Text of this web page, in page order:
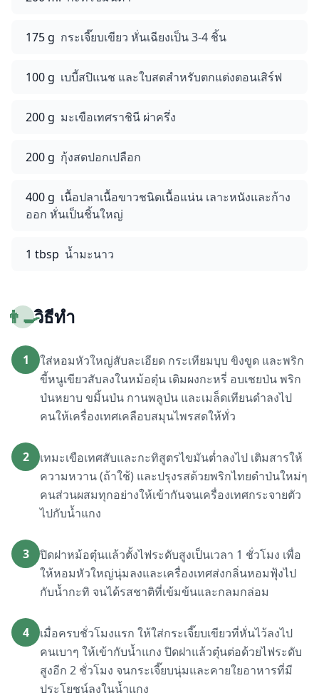
175 g กระเจี๊ยบเขียว หั่นเฉียงเป็น 3-4 ชิ้น
100 g เบบี้สปิแนช และใบสดสำหรับตกแต่งตอนเสิร์ฟ
200 g มะเขือเทศราชินี ผ่าครึ่ง
200 g กุ้งสดปอกเปลือก
400 g เนื้อปลาเนื้อขาวชนิดเนื้อแน่น เลาะหนังและก้าง
ออก หั่นเป็นชิ้นใหญ่
1 tbsp น้ำมะนาว
👨‍🍳วิธีทำ
1
ใส่หอมหัวใหญ่สับละเอียด กระเทียมบุบ ขิงขูด และพริก
ขี้หนูเขียวสับลงในหม้อตุ๋น เติมผงกะหรี่ อบเชยป่น พริก
ป่นหยาบ ขมิ้นป่น กานพลูป่น และเมล็ดเทียนดำลงไป
คนให้เครื่องเทศเคลือบสมุนไพรสดให้ทั่ว
2
เทมะเขือเทศสับและกะทิสูตรไขมันต่ำลงไป เติมสารให้
ความหวาน (ถ้าใช้) และปรุงรสด้วยพริกไทยดำป่นใหม่ๆ
คนส่วนผสมทุกอย่างให้เข้ากันจนเครื่องเทศกระจายตัว
ไปกับน้ำแกง
3
ปิดฝาหม้อตุ๋นแล้วตั้งไฟระดับสูงเป็นเวลา 1 ชั่วโมง เพื่อ
ให้หอมหัวใหญ่นุ่มลงและเครื่องเทศส่งกลิ่นหอมฟุ้งไป
กับน้ำกะทิ จนได้รสชาติที่เข้มข้นและกลมกล่อม
4
เมื่อครบชั่วโมงแรก ให้ใส่กระเจี๊ยบเขียวที่หั่นไว้ลงไป
คนเบาๆ ให้เข้ากับน้ำแกง ปิดฝาแล้วตุ๋นต่อด้วยไฟระดับ
สูงอีก 2 ชั่วโมง จนกระเจี๊ยบนุ่มและคายใยอาหารที่มี
ประโยชน์ลงในน้ำแกง